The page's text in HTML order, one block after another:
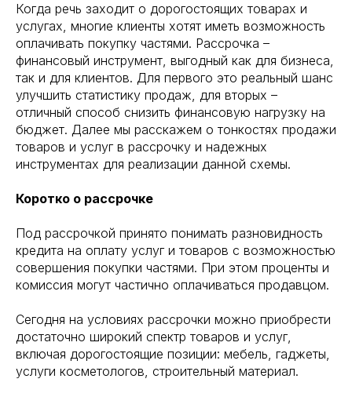
Когда речь заходит о дорогостоящих товарах и
услугах, многие клиенты хотят иметь возможность
оплачивать покупку частями. Рассрочка –
финансовый инструмент, выгодный как для бизнеса,
так и для клиентов. Для первого это реальный шанс
улучшить статистику продаж, для вторых –
отличный способ снизить финансовую нагрузку на
бюджет. Далее мы расскажем о тонкостях продажи
товаров и услуг в рассрочку и надежных
инструментах для реализации данной схемы.
Коротко о рассрочке
Под рассрочкой принято понимать разновидность
кредита на оплату услуг и товаров с возможностью
совершения покупки частями. При этом проценты и
комиссия могут частично оплачиваться продавцом.
Сегодня на условиях рассрочки можно приобрести
достаточно широкий спектр товаров и услуг,
включая дорогостоящие позиции: мебель, гаджеты,
услуги косметологов, строительный материал.